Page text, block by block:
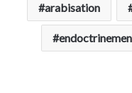
arabisation